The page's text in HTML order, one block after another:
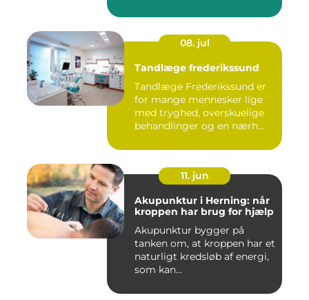
08. jul
Tandlæge frederikssund
Tandlæge Frederikssund er
for mange mennesker lige
med tryghed, overskuelige
behandlinger og en nærh...
11. jun
Akupunktur i Herning: når
kroppen har brug for hjælp
Akupunktur bygger på
tanken om, at kroppen har et
naturligt kredsløb af energi,
som kan...